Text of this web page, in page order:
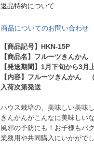
返品特約について
商品についてのお問い合わせ
【商品記号】HKN-15P
【商品名】フルーツきんか
【発送期間】1月下旬から3月
【内容】フルーツきんかん
入荷次第発送
ハウス栽培の、美味しい美味
きんかんがこんなに美味しい
風邪の予防にも！お子様もパ
業務用や共同購入にいかがで